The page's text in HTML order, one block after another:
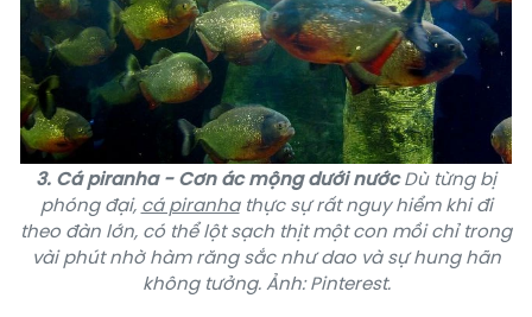
3. Cá piranha - Cơn ác mộng dưới nướcDù từng bị
phóng đại, cá piranhathực sự rất nguy hiểm khi đi
theo đàn lớn, có thể lột sạch thịt một con mồi chỉ trong
vài phút nhờ hàm răng sắc như dao và sự hung hãn
không tưởng. Ảnh: Pinterest.